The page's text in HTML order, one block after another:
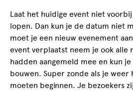
Laat het huidige event niet
lopen. Dan kun je de datum niet
moet je een nieuw evenement
event verplaatst neem je ook alle
hadden aangemeld mee en kun
bouwen. Super zonde als je weer
moeten beginnen. Je bezoekers